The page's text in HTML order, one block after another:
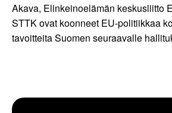
Akava, Elinkeinoelämän keskusliitto
STTK ovat koonneet EU-politiikkaa
tavoitteita Suomen seuraavalle